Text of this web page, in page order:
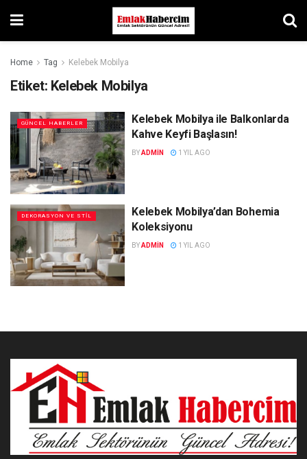
Home Tag Kelebek Mobilya
Etiket: Kelebek Mobilya
GÜNCEL HABERLER
Kelebek Mobilya ile Balkonlarda
Kahve Keyfi Başlasın!
BYADMIN 1 YIL AGO
DEKORASYON VE STIL
Kelebek Mobilya’dan Bohemia
Koleksiyonu
BYADMIN 1 YIL AGO